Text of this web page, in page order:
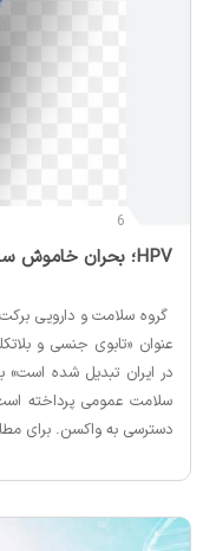
6
‌HPV؛ بحران خاموش سلامت در ایران
گروه سلامت و دارویی
عنوان «تابوی جنسی و
در ایران تبدیل شده
دسترسی به واکسن. برای